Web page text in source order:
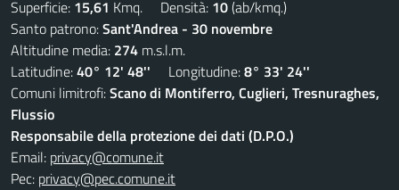
Superficie: 15,61 Kmq. Densità: 10(ab/kmq.)
Santo patrono:Sant'Andrea - 30 novembre
Altitudine media: 274 m.s.l.m.
Latitudine:40° 12' 48'' Longitudine:8° 33' 24''
Comuni limitrofi:Scano di Montiferro, Cuglieri, Tresnuraghes,
Flussio
Responsabile della protezione dei dati (D.P.O.)
Email: privacy@comune.it
Pec: privacy@pec.comune.it